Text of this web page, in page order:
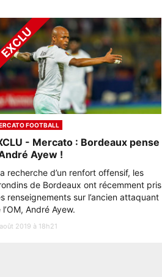
FOOTBALL
- Mercato : Bordeaux pense
Ayew !
recherche d’un renfort offensif, les
de Bordeaux ont récemment pris
renseignements sur l’ancien attaquant
l’OM, André Ayew.
2019 à 18h21